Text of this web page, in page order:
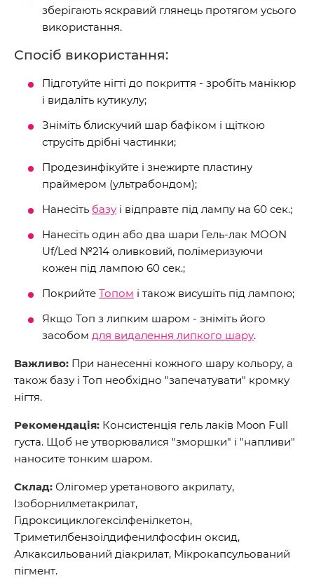
зберігають яскравий глянець протягом усього
використання.
Спосіб використання:
Підготуйте нігті до покриття - зробіть манікюр
і видаліть кутикулу;
Зніміть блискучий шар бафіком і щіткою
струсіть дрібні частинки;
Продезинфікуйте і знежирте пластину
праймером (ультрабондом);
Нанесіть базу і відправте під лампу на 60 сек.;
Нанесіть один або два шари Гель-лак MOON
Uf/Led №214 оливковий, полімеризуючи
кожен під лампою 60 сек.;
Покрийте Топом і також висушіть під лампою;
Якщо Топ з липким шаром - зніміть його
засобом для видалення липкого шару.
Важливо: При нанесенні кожного шару кольору, а
також базу і Топ необхідно "запечатувати" кромку
нігтя.
Рекомендація: Консистенція гель лаків Moon Full
густа. Щоб не утворювалися "зморшки" і "напливи"
наносите тонким шаром.
Склад: Олігомер уретанового акрилату,
Ізоборнилметакрилат,
Гідроксициклогексілфенілкетон,
Триметилбензоілдифенилфосфин оксид,
Алкаксильований діакрилат, Мікрокапсульований
пігмент.